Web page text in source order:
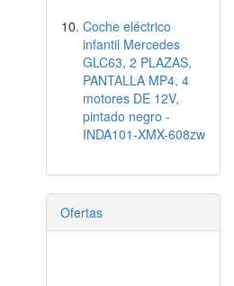
Coche eléctrico
infantil Mercedes
GLC63, 2 PLAZAS,
PANTALLA MP4, 4
motores DE 12V,
pintado negro -
INDA101-XMX-608zw
Ofertas